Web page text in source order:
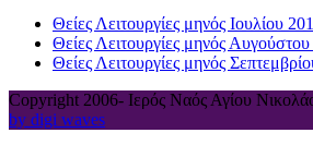
Θείες Λειτουργίες μηνός Ιουλίου
Θείες Λειτουργίες μηνός
Θείες Λειτουργίες μηνός
Copyright 2006- Ιερός Ναός Αγίου
by digi waves